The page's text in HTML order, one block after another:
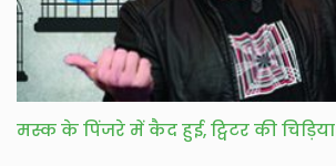
मस्क के पिंजरे में कैद हुई, ट्विटर की चिड़िया